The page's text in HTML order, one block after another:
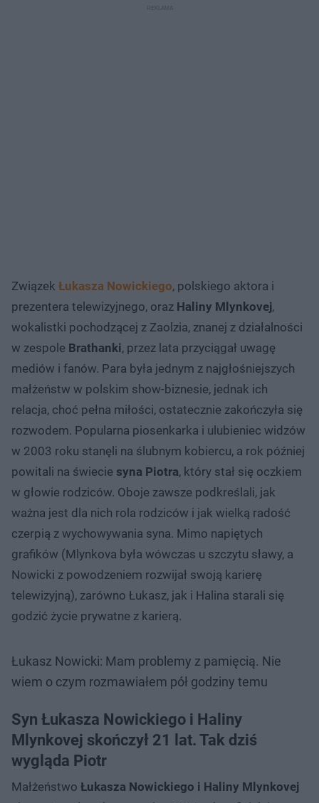
Związek Łukasza Nowickiego, polskiego aktora i
prezentera telewizyjnego, oraz Haliny Mlynkovej,
wokalistki pochodzącej z Zaolzia, znanej z działalności
w zespole Brathanki, przez lata przyciągał uwagę
mediów i fanów. Para była jednym z najgłośniejszych
małżeństw w polskim show-biznesie, jednak ich
relacja, choć pełna miłości, ostatecznie zakończyła się
rozwodem. Popularna piosenkarka i ulubieniec widzów
w 2003 roku stanęli na ślubnym kobiercu, a rok później
powitali na świecie syna Piotra, który stał się oczkiem
w głowie rodziców. Oboje zawsze podkreślali, jak
ważna jest dla nich rola rodziców i jak wielką radość
czerpią z wychowywania syna. Mimo napiętych
grafików (Mlynkova była wówczas u szczytu sławy, a
Nowicki z powodzeniem rozwijał swoją karierę
telewizyjną), zarówno Łukasz, jak i Halina starali się
godzić życie prywatne z karierą.
Łukasz Nowicki: Mam problemy z pamięcią. Nie
wiem o czym rozmawiałem pół godziny temu
Syn Łukasza Nowickiego i Haliny
Mlynkovej skończył 21 lat. Tak dziś
wygląda Piotr
Małżeństwo Łukasza Nowickiego i Haliny Mlynkovej